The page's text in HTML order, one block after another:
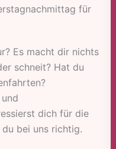
für
Es macht dir nichts
schneit? Hat du
dich für die
bei uns richtig.